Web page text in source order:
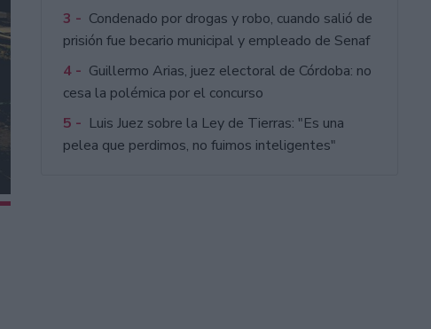
3 - Condenado por drogas y robo, cuando salió de
prisión fue becario municipal y empleado de Senaf
4 - Guillermo Arias, juez electoral de Córdoba: no
cesa la polémica por el concurso
5 - Luis Juez sobre la Ley de Tierras: "Es una
pelea que perdimos, no fuimos inteligentes"